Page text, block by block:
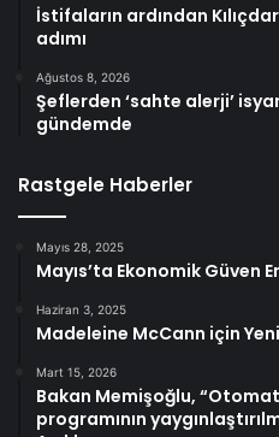
İstifaların ardından
adımı
Ağustos 8, 2026
Şeflerden ‘sahte alerji’
gündemde
Rastgele Haberler
Mayıs 28, 2025
Mayıs’ta Ekonomik Güven
Haziran 3, 2025
Madeleine McCann için
Mart 15, 2026
Bakan Memişoğlu,
programının